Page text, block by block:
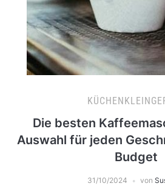
Die besten
Auswahl für jeden
Budget
31/10/2024 von